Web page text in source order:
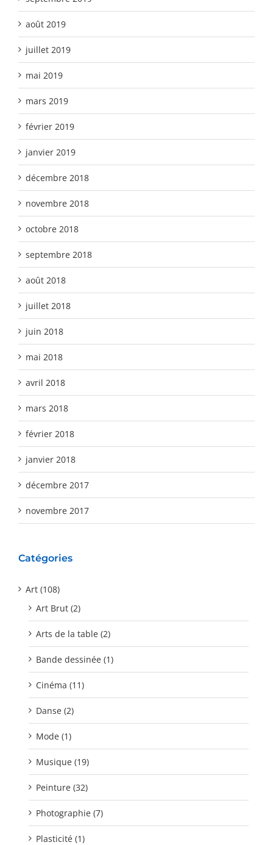
août 2019
juillet 2019
mai 2019
mars 2019
février 2019
janvier 2019
décembre 2018
novembre 2018
octobre 2018
septembre 2018
août 2018
juillet 2018
juin 2018
mai 2018
avril 2018
mars 2018
février 2018
janvier 2018
décembre 2017
novembre 2017
Catégories
Art (108)
Art Brut (2)
Arts de la table (2)
Bande dessinée (1)
Cinéma (11)
Danse (2)
Mode (1)
Musique (19)
Peinture (32)
Photographie (7)
Plasticité (1)